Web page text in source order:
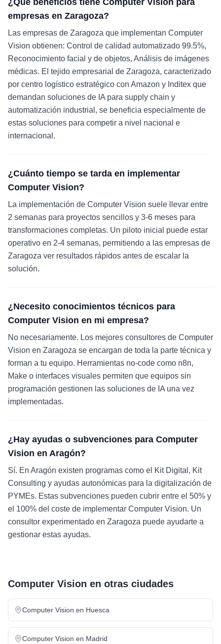
¿Qué beneficios tiene Computer Vision para
empresas en Zaragoza?
Las empresas de Zaragoza que implementan Computer
Vision obtienen: Control de calidad automatizado 99.5%,
Reconocimiento facial y de objetos, Análisis de imágenes
médicas. El tejido empresarial de Zaragoza, caracterizado
por centro logístico estratégico con Amazon y Inditex que
demandan soluciones de IA para supply chain y
automatización industrial, se beneficia especialmente de
estas soluciones para competir a nivel nacional e
internacional.
¿Cuánto tiempo se tarda en implementar
Computer Vision?
La implementación de Computer Vision suele llevar entre
2 semanas para proyectos sencillos y 3-6 meses para
transformaciones completas. Un piloto inicial puede estar
operativo en 2-4 semanas, permitiendo a las empresas de
Zaragoza ver resultados rápidos antes de escalar la
solución.
¿Necesito conocimientos técnicos para
Computer Vision en mi empresa?
No necesariamente. Los mejores consultores de Computer
Vision en Zaragoza se encargan de toda la parte técnica y
forman a tu equipo. Herramientas no-code como n8n,
Make o interfaces visuales permiten que equipos sin
programación gestionen las soluciones de IA una vez
implementadas.
¿Hay ayudas o subvenciones para Computer
Vision en Aragón?
Sí. En Aragón existen programas como el Kit Digital, Kit
Consulting y ayudas autonómicas para la digitalización de
PYMEs. Estas subvenciones pueden cubrir entre el 50% y
el 100% del coste de implementar Computer Vision. Un
consultor experimentado en Zaragoza puede ayudarte a
gestionar estas ayudas.
Computer Vision en otras ciudades
Computer Vision en Huesca
Computer Vision en Madrid